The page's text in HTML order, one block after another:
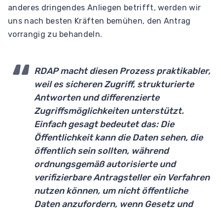
anderes dringendes Anliegen betrifft, werden wir
uns nach besten Kräften bemühen, den Antrag
vorrangig zu behandeln.
RDAP macht diesen Prozess praktikabler,
weil es sicheren Zugriff, strukturierte
Antworten und differenzierte
Zugriffsmöglichkeiten unterstützt.
Einfach gesagt bedeutet das: Die
Öffentlichkeit kann die Daten sehen, die
öffentlich sein sollten, während
ordnungsgemäß autorisierte und
verifizierbare Antragsteller ein Verfahren
nutzen können, um nicht öffentliche
Daten anzufordern, wenn Gesetz und